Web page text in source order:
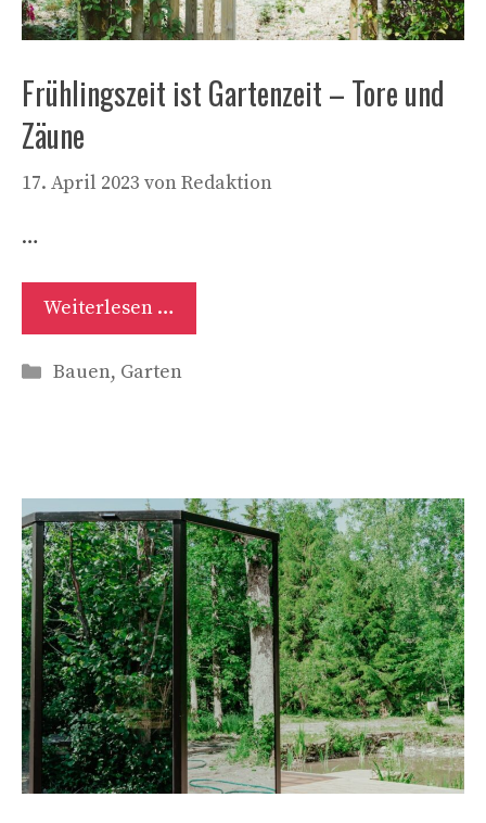
Frühlingszeit ist Gartenzeit – Tore und
Zäune
17. April 2023 vonRedaktion
…
Weiterlesen …
Kategorien
Bauen, Garten